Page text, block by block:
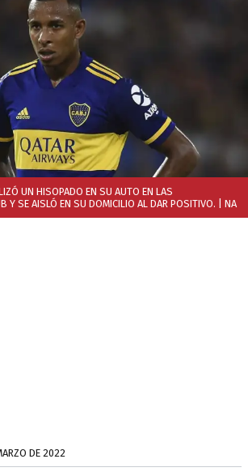
UN HISOPADO EN SU AUTO EN LAS
Y SE AISLÓ EN SU DOMICILIO AL DAR POSITIVO. | NA
DE 2022